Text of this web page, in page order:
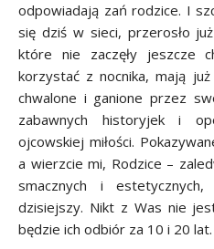
odpowiadają zań rodzice. I
się dziś w sieci, przerosło
które nie zaczęły jeszcze
korzystać z nocnika, mają
chwalone i ganione przez
zabawnych historyjek i
ojcowskiej miłości.
a wierzcie mi, Rodzice –
smacznych i
dzisiejszy. Nikt z Was nie
będzie ich odbiór za 10 i 20 lat.